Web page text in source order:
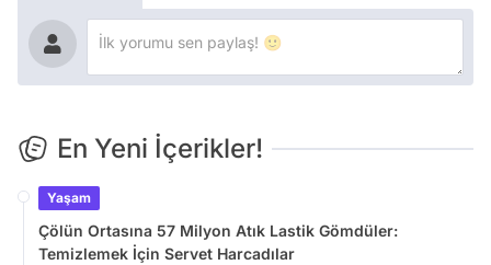
En Yeni İçerikler!
Yaşam
Çölün Ortasına 57 Milyon Atık Lastik Gömdüler:
Temizlemek İçin Servet Harcadılar